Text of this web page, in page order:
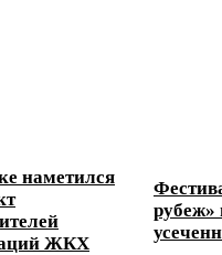
наметился
ЖКХ
рубеж»